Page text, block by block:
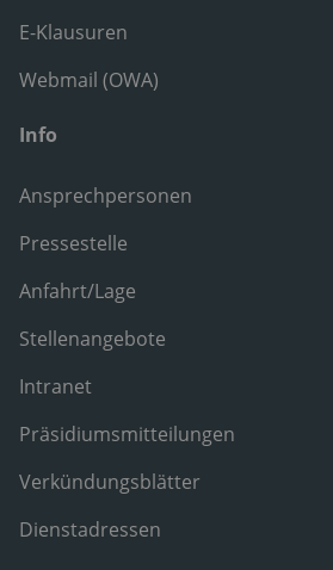
E-Klausuren
Webmail (OWA)
Info
Ansprechpersonen
Pressestelle
Anfahrt/Lage
Stellenangebote
Intranet
Präsidiumsmitteilungen
Verkündungsblätter
Dienstadressen